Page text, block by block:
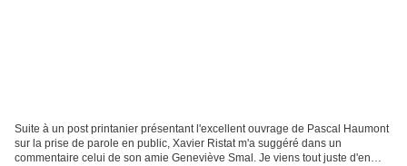
Suite à un post printanier présentant l'excellent ouvrage de Pascal Haumont
sur la prise de parole en public, Xavier Ristat m'a suggéré dans un
commentaire celui de son amie Geneviève Smal. Je viens tout juste d'en